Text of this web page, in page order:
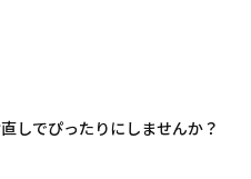
しでぴったりにしませんか？